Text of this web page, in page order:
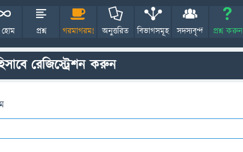
হোম প্রশ্ন গরমাগরম! অনুত্তরিত বিভাগসমূহ সদস্যবৃন্দ প্রশ্ন করুন
রেজিস্ট্রেশন করুন